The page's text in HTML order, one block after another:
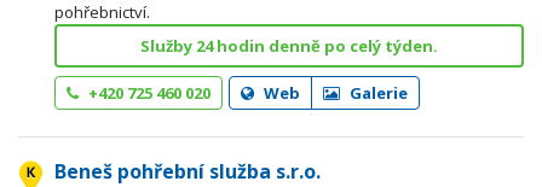
pohřebnictví.
Služby 24 hodin denně po celý týden.
+420 725 460 020 Web Galerie
Beneš pohřební služba s.r.o.